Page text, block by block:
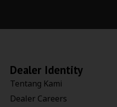
Dealer Identity
Tentang Kami
Dealer Careers